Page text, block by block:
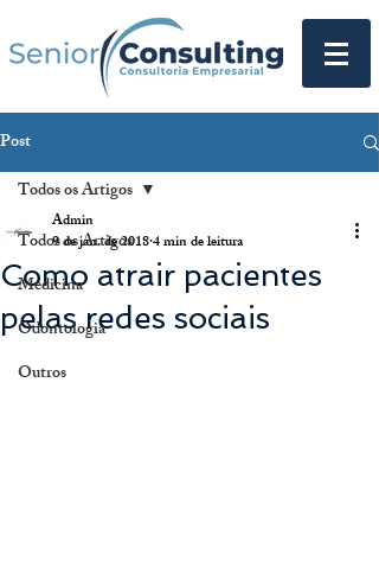
Post
Todos os Artigos
Medicina
Odontologia
Outros
Todos os Artigos
Como atrair pacientes
pelas redes sociais
Admin
9 de jan. de 20184 min de leitura